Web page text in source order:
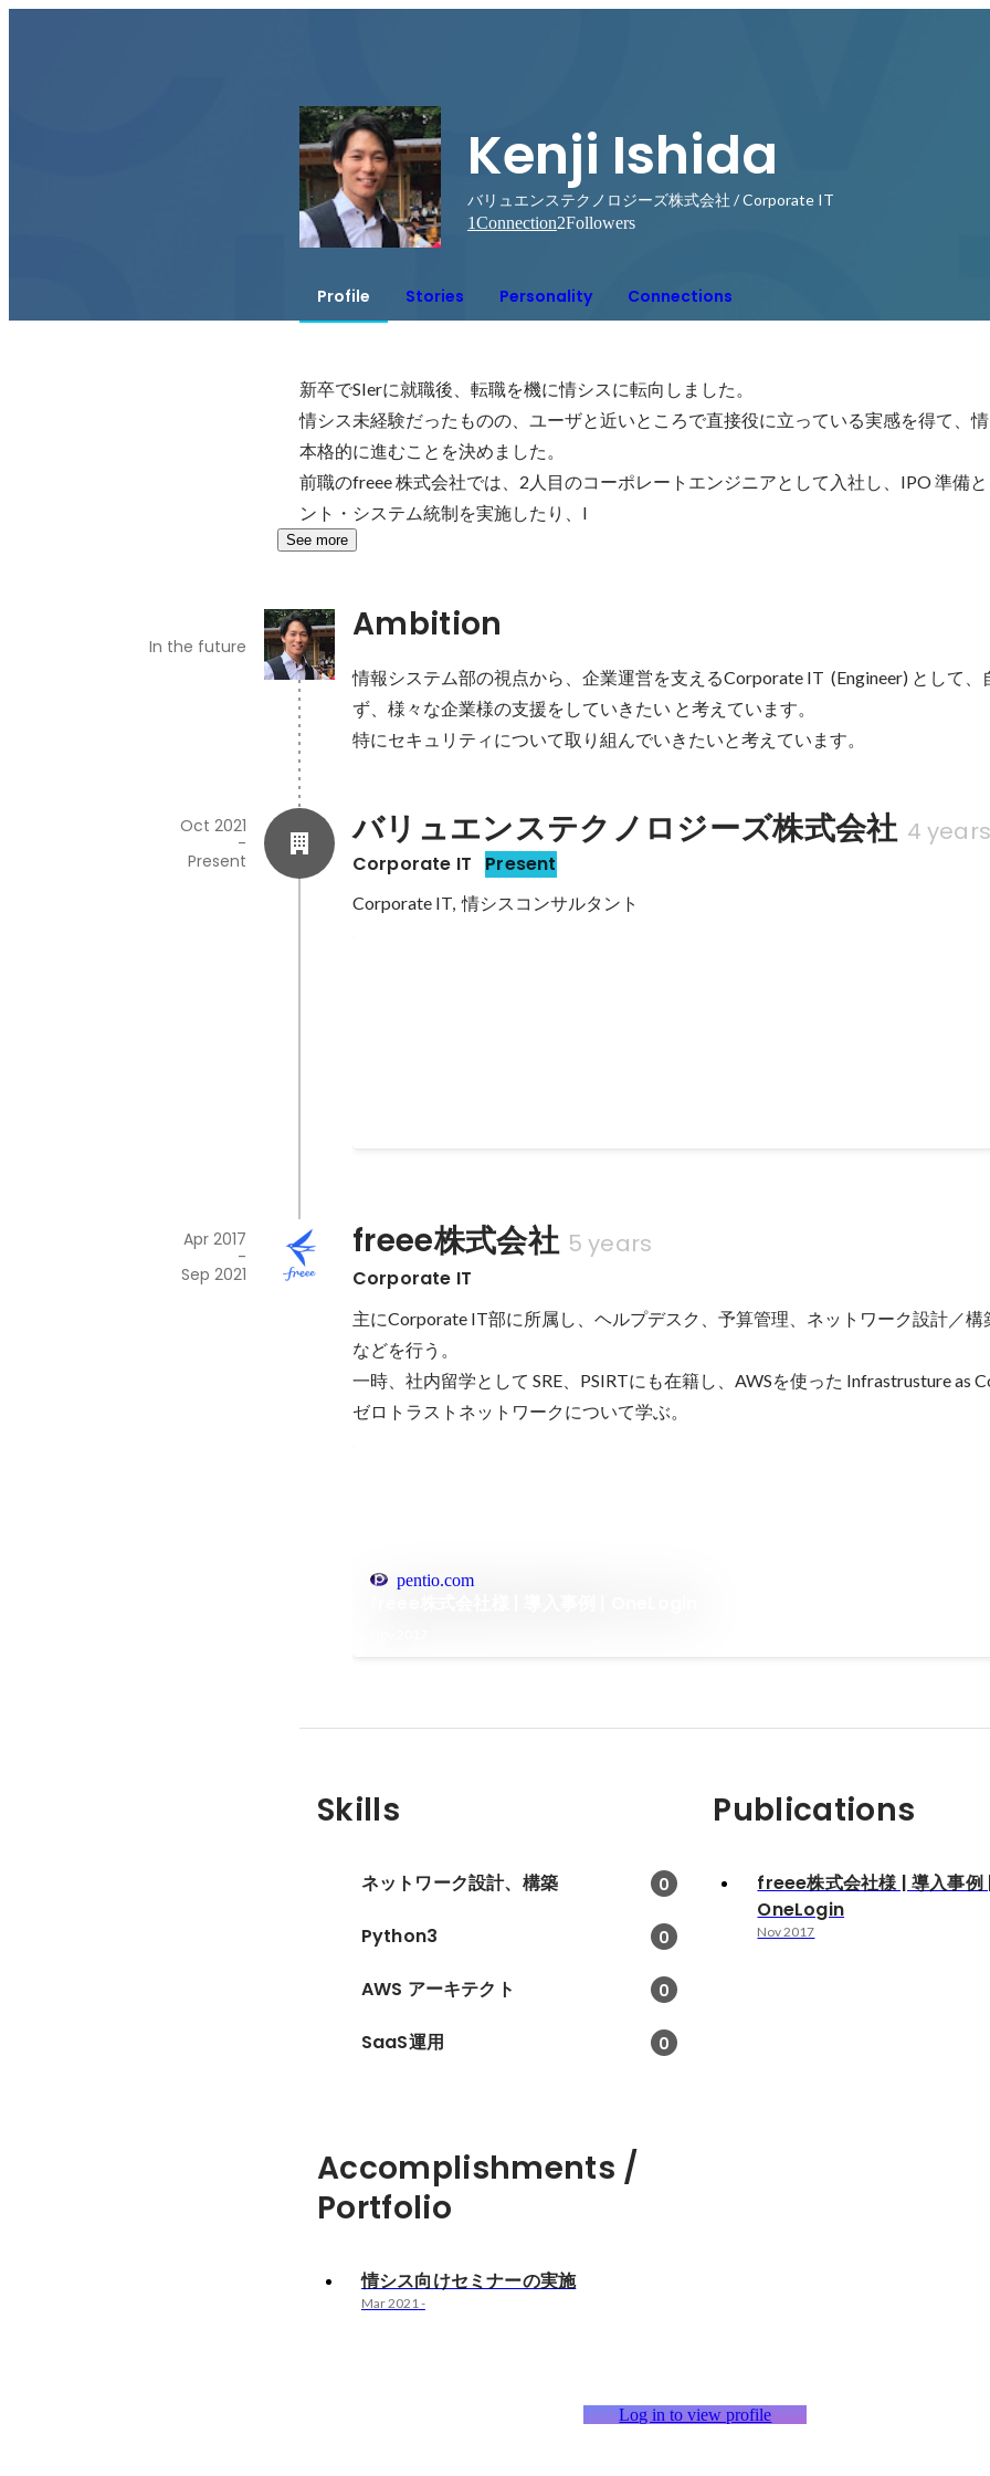
Kenji Ishida
バリュエンステクノロジーズ株式会社 / Corporate IT
1Connection2Followers
Profile Stories Personality Connections
新卒でSIerに就職後、転職を機に情シスに転向しました。
情シス未経験だったものの、ユーザと近いところで直接役に立っている実感を得て、
本格的に進むことを決めました。
前職のfreee 株式会社では、2人目のコーポレートエンジニアとして入社し、IPO 準備
ント・システム統制を実施したり、I
See more
Ambition
In the future
情報システム部の視点から、企業運営を支えるCorporate IT  (Engineer) として、
ず、様々な企業様の支援をしていきたい と考えています。
特にセキュリティについて取り組んでいきたいと考えています。
バリュエンステクノロジーズ株式会社 4 years
Corporate IT Present
Oct 2021
-
Present
Corporate IT,  情シスコンサルタント
freee株式会社 5 years
Corporate IT
Apr 2017
-
Sep 2021
主にCorporate IT部に所属し、ヘルプデスク、予算管理、ネットワーク設計／構
などを行う。
一時、社内留学として SRE、PSIRTにも在籍し、AWSを使った Infrastrusture as
pentio.com
Skills
ネットワーク設計、構築 0
Python3 0
AWS アーキテクト 0
SaaS運用 0
Publications
freee株式会社様 | 導入事例
OneLogin
Nov 2017
Accomplishments /
Portfolio
情シス向けセミナーの実施
Mar 2021-
Log in to view profile